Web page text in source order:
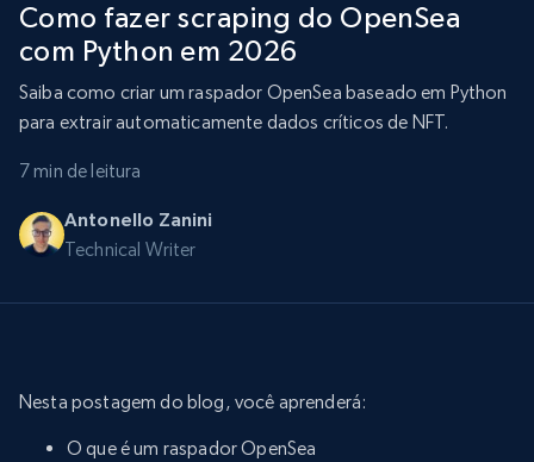
Como fazer scraping do OpenSea
com Python em 2026
Saiba como criar um raspador OpenSea baseado em Python
para extrair automaticamente dados críticos de NFT.
7 min de leitura
Antonello Zanini
Technical Writer
Nesta postagem do blog, você aprenderá:
O que é um raspador OpenSea